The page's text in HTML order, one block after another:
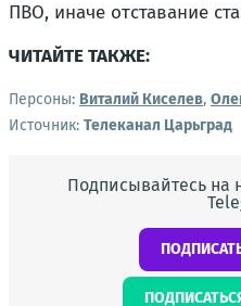
ПВО, иначе отставание
ЧИТАЙТЕ ТАКЖЕ:
Персоны: Виталий Киселев,
Источник: Телеканал Царьград
Подписывайтесь на
ПОДПИСАТЬСЯ